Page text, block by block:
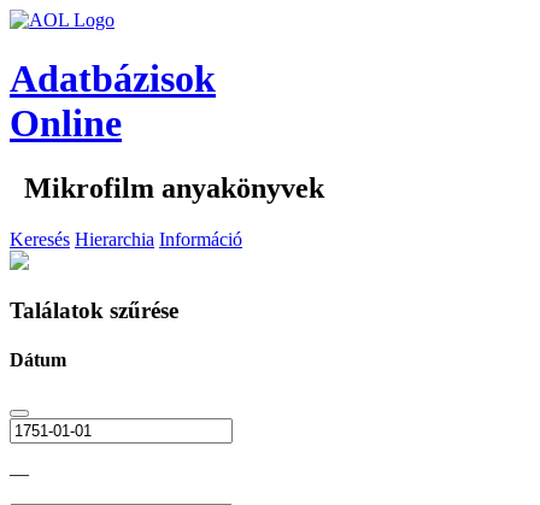
Adatbázisok
Online
Mikrofilm anyakönyvek
Keresés Hierarchia Információ
Találatok szűrése
Dátum
—